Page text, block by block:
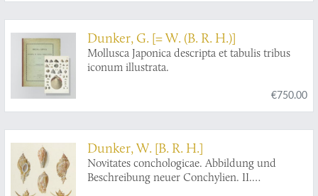
Dunker, G. [= W. (B. R. H.)]
Mollusca Japonica descripta et tabulis tribus
iconum illustrata.
€750.00
Dunker, W. [B. R. H.]
Novitates conchologicae. Abbildung und
Beschreibung neuer Conchylien. II.